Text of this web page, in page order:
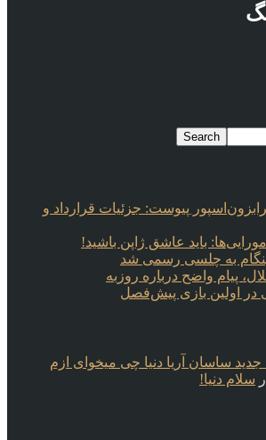
پیوست: جزئیات قرارداد و
باید عاشق ژاپن باشید!
به چلسی رسمی شد
پیام واضح درباره روزبه
در اولین بازی پیش‌فصل
ساسان آریا دنیا چی میخوای ازم
سلام دنیا!